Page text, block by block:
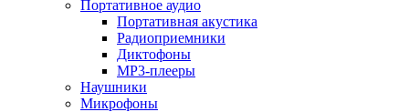
Портативное аудио
Портативная акустика
Радиоприемники
Диктофоны
MP3-плееры
Наушники
Микрофоны